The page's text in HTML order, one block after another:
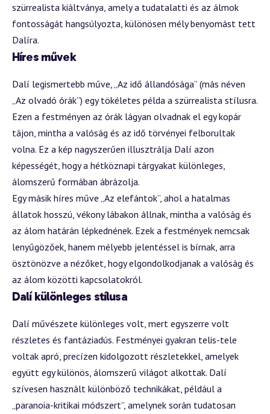
szürrealista kiáltványa, amely a tudatalatti és az álmok
fontosságát hangsúlyozta, különösen mély benyomást tett
Dalíra.
Híres művek
Dalí legismertebb műve, „Az idő állandósága” (más néven
„Az olvadó órák”) egy tökéletes példa a szürrealista stílusra.
Ezen a festményen az órák lágyan olvadnak el egy kopár
tájon, mintha a valóság és az idő törvényei felborultak
volna. Ez a kép nagyszerűen illusztrálja Dalí azon
képességét, hogy a hétköznapi tárgyakat különleges,
álomszerű formában ábrázolja.
Egy másik híres műve „Az elefántok”, ahol a hatalmas
állatok hosszú, vékony lábakon állnak, mintha a valóság és
az álom határán lépkednének. Ezek a festmények nemcsak
lenyűgözőek, hanem mélyebb jelentéssel is bírnak, arra
ösztönözve a nézőket, hogy elgondolkodjanak a valóság és
az álom közötti kapcsolatokról.
Dalí különleges stílusa
Dalí művészete különleges volt, mert egyszerre volt
részletes és fantáziadús. Festményei gyakran telis-tele
voltak apró, precízen kidolgozott részletekkel, amelyek
együtt egy különös, álomszerű világot alkottak. Dalí
szívesen használt különböző technikákat, például a
„paranoia-kritikai módszert”, amelynek során tudatosan